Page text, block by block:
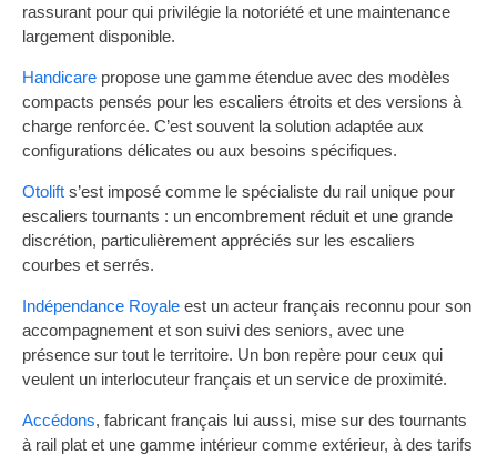
rassurant pour qui privilégie la notoriété et une maintenance
largement disponible.
Handicare propose une gamme étendue avec des modèles
compacts pensés pour les escaliers étroits et des versions à
charge renforcée. C’est souvent la solution adaptée aux
configurations délicates ou aux besoins spécifiques.
Otolift s’est imposé comme le spécialiste du rail unique pour
escaliers tournants : un encombrement réduit et une grande
discrétion, particulièrement appréciés sur les escaliers
courbes et serrés.
Indépendance Royale est un acteur français reconnu pour son
accompagnement et son suivi des seniors, avec une
présence sur tout le territoire. Un bon repère pour ceux qui
veulent un interlocuteur français et un service de proximité.
Accédons, fabricant français lui aussi, mise sur des tournants
à rail plat et une gamme intérieur comme extérieur, à des tarifs